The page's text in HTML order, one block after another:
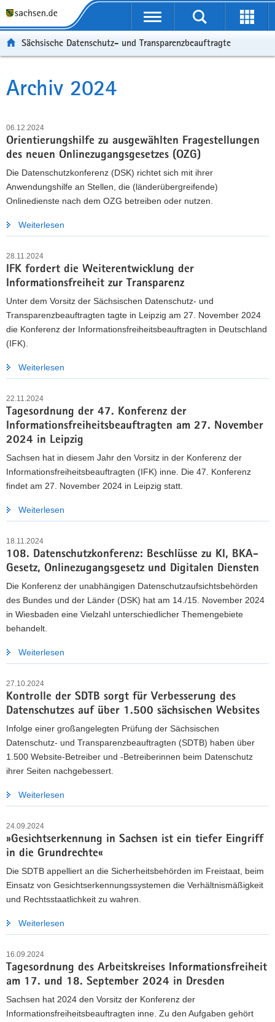
t
ü
r
e
i
f
e
N
a
v
i
g
a
n
t
n
i
a
t
i
o
p
n
l
t
-
r
c
h
Sächsische Datenschutz- und Transparenzbeauftragte
Hauptinhalt
Archiv 2024
06.12.2024
Orientierungshilfe zu ausgewählten Fragestellungen
des neuen Onlinezugangsgesetzes (OZG)
Die Datenschutzkonferenz (DSK) richtet sich mit ihrer
Anwendungshilfe an Stellen, die (länderübergreifende)
Onlinedienste nach dem OZG betreiben oder nutzen.
Weiterlesen
28.11.2024
IFK fordert die Weiterentwicklung der
Informationsfreiheit zur Transparenz
Unter dem Vorsitz der Sächsischen Datenschutz- und
Transparenzbeauftragten tagte in Leipzig am 27. November 2024
die Konferenz der Informationsfreiheitsbeauftragten in Deutschland
(IFK).
Weiterlesen
22.11.2024
Tagesordnung der 47. Konferenz der
Informationsfreiheitsbeauftragten am 27. November
2024 in Leipzig
Sachsen hat in diesem Jahr den Vorsitz in der Konferenz der
Informationsfreiheitsbeauftragten (IFK) inne. Die 47. Konferenz
findet am 27. November 2024 in Leipzig statt.
Weiterlesen
18.11.2024
108. Datenschutzkonferenz: Beschlüsse zu KI, BKA-
Gesetz, Onlinezugangsgesetz und Digitalen Diensten
Die Konferenz der unabhängigen Datenschutzaufsichtsbehörden
des Bundes und der Länder (DSK) hat am 14./15. November 2024
in Wiesbaden eine Vielzahl unterschiedlicher Themengebiete
behandelt.
Weiterlesen
27.10.2024
Kontrolle der SDTB sorgt für Verbesserung des
Datenschutzes auf über 1.500 sächsischen Websites
Infolge einer großangelegten Prüfung der Sächsischen
Datenschutz- und Transparenzbeauftragten (SDTB) haben über
1.500 Website-Betreiber und -Betreiberinnen beim Datenschutz
ihrer Seiten nachgebessert.
Weiterlesen
24.09.2024
»Gesichtserkennung in Sachsen ist ein tiefer Eingriff
in die Grundrechte«
Die SDTB appelliert an die Sicherheitsbehörden im Freistaat, beim
Einsatz von Gesichtserkennungssystemen die Verhältnismäßigkeit
und Rechtsstaatlichkeit zu wahren.
Weiterlesen
16.09.2024
Tagesordnung des Arbeitskreises Informationsfreiheit
am 17. und 18. September 2024 in Dresden
Sachsen hat 2024 den Vorsitz der Konferenz der
Informationsfreiheitsbeauftragten inne. Zu den Aufgaben gehört